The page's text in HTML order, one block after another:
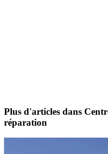
Plus d'articles dans
réparation